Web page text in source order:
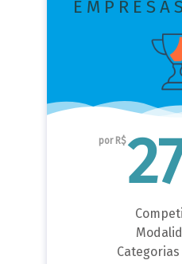
por R$
Categorias